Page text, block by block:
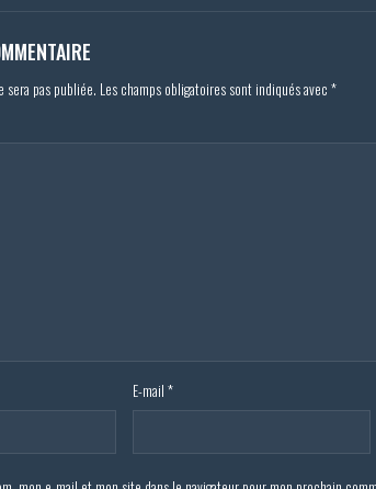
sera pas publiée. Les champs obligatoires sont indiqués avec *
E-mail*